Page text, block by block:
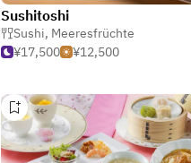
Sushitoshi
Sushi, Meeresfrüchte
¥17,500
¥12,500